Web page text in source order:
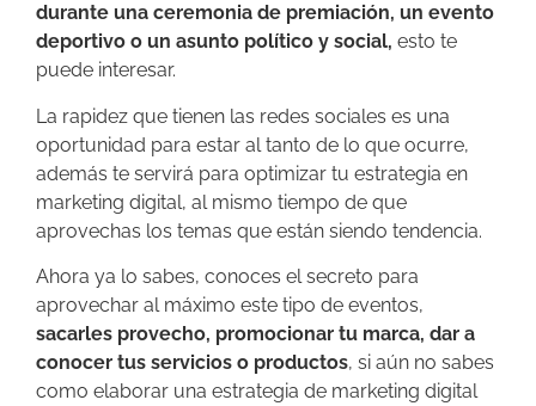
durante una ceremonia de premiación, un evento
deportivo o un asunto político y social, esto te
puede interesar.
La rapidez que tienen las redes sociales es una
oportunidad para estar al tanto de lo que ocurre,
además te servirá para optimizar tu estrategia en
marketing digital, al mismo tiempo de que
aprovechas los temas que están siendo tendencia.
Ahora ya lo sabes, conoces el secreto para
aprovechar al máximo este tipo de eventos,
sacarles provecho, promocionar tu marca, dar a
conocer tus servicios o productos, si aún no sabes
como elaborar una estrategia de marketing digital